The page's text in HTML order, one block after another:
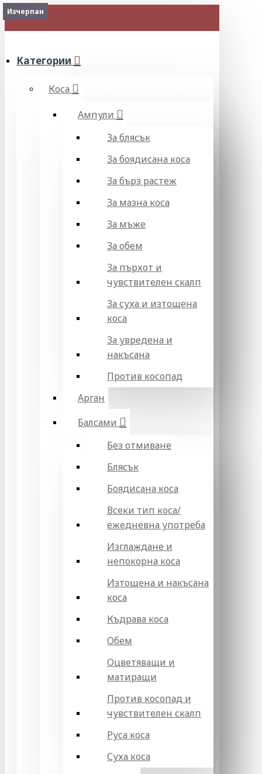
МЕНЮ
Категории
Коса
Ампули
За блясък
За боядисана коса
За бърз растеж
За мазна коса
За мъже
За обем
За пърхот и
чувствителен скалп
За суха и изтощена
коса
За увредена и
накъсана
Против косопад
Арган
Балсами
Без отмиване
Блясък
Боядисана коса
Всеки тип коса/
ежедневна употреба
Изглаждане и
непокорна коса
Изтощена и накъсана
коса
Къдрава коса
Обем
Оцветяващи и
матиращи
Против косопад и
чувствителен скалп
Руса коса
Суха коса
Изчерпан
Изчерпан
Изчерпан